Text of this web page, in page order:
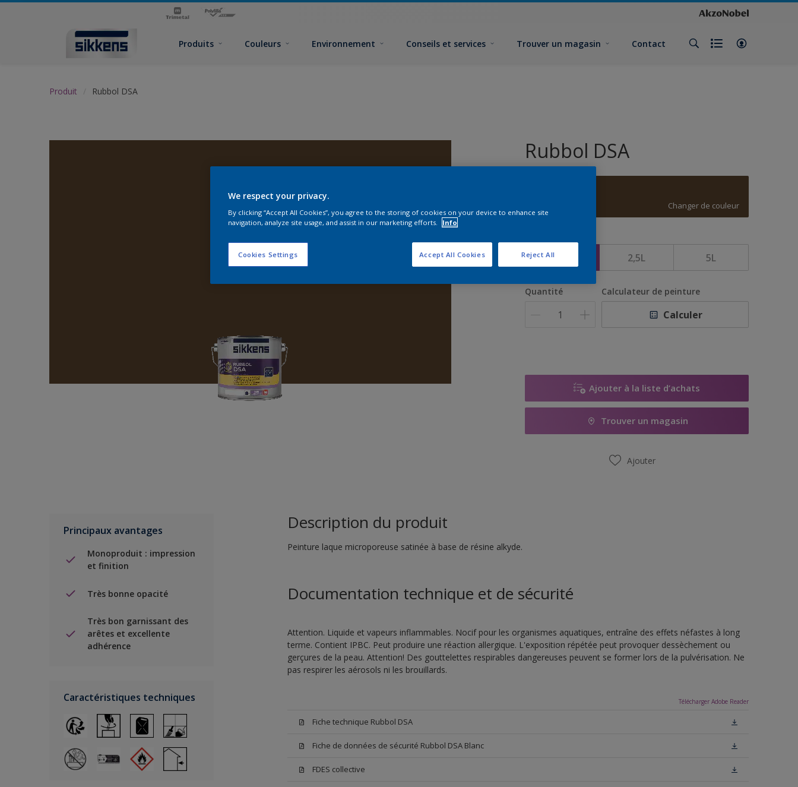
Produits Couleurs Environnement Conseils et services Trouver un magasin Contact
Produit Rubbol DSA
Rubbol DSA
Changer de couleur
2,5L 5L
Quantité Calculateur de peinture
Calculer
Ajouter à la liste d’achats
Trouver un magasin
Ajouter
Principaux avantages
Monoproduit : impression
et finition
Très bonne opacité
Très bon garnissant des
arêtes et excellente
adhérence
Caractéristiques techniques
Description du produit
Peinture laque microporeuse satinée à base de résine alkyde.
Documentation technique et de sécurité
Attention. Liquide et vapeurs inflammables. Nocif pour les organismes aquatiques, entraîne des effets néfastes à long
terme. Contient IPBC. Peut produire une réaction allergique. L'exposition répétée peut provoquer dessèchement ou
gerçures de la peau. Attention! Des gouttelettes respirables dangereuses peuvent se former lors de la pulvérisation. Ne
pas respirer les aérosols ni les brouillards.
Télécharger Adobe Reader
Fiche technique Rubbol DSA
Fiche de données de sécurité Rubbol DSA Blanc
FDES collective
We respect your privacy.
By clicking “Accept All Cookies”, you agree to the storing of cookies on your device to enhance site
navigation, analyze site usage, and assist in our marketing efforts.
Info
Cookies Settings Reject All
Accept All Cookies